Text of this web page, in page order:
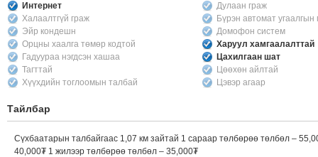
Интернет
Дулаан граж
Халаалтгүй граж
Бүрэн автомат
Эйр кондешн
Домофон систем
Орцны хаалга төмөр кодтой
Харуул хамгаалалттай
Гадуураа нэгдсэн хашаа
Цахилгаан шат
Тагттай
Цөөхөн айлтай
Хүүхдийн тоглоомын талбай
Цэвэр агаар
Тайлбар
Сүхбаатарын талбайгаас 1,07 км зайтай 1 сараар төлбөрөө төлбөл –
40,000₮ 1 жилээр төлбөрөө төлбөл – 35,000₮